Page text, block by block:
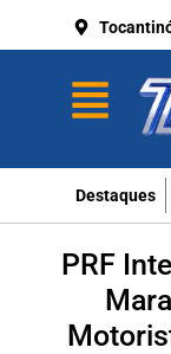
Destaques
PRF